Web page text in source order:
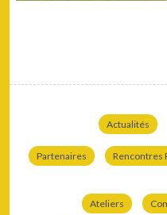
Actualités
Partenaires Rencontres
Ateliers